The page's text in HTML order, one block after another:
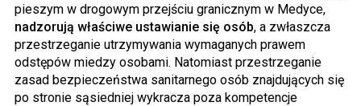
pieszym w drogowym przejściu granicznym w Medyce,
nadzorują właściwe ustawianie się osób, a zwłaszcza
przestrzeganie utrzymywania wymaganych prawem
odstępów miedzy osobami. Natomiast przestrzeganie
zasad bezpieczeństwa sanitarnego osób znajdujących się
po stronie sąsiedniej wykracza poza kompetencje